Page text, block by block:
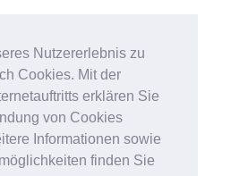
Nutzererlebnis zu
Cookies. Mit der
erklären Sie
von Cookies
Informationen sowie
finden Sie
von Andreas